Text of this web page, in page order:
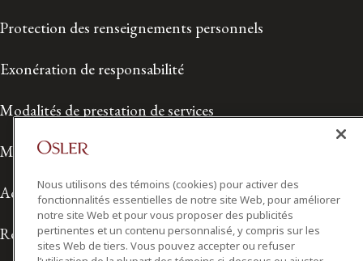
Protection des renseignements personnels
Exonération de responsabilité
Modalités de prestation de services
Modalités d'utilisation
Accessibilité
Relations avec les médias
Nous utilisons des témoins (cookies) pour activer des
fonctionnalités essentielles de notre site Web, pour améliorer
notre site Web et pour vous proposer des publicités
pertinentes et un contenu personnalisé, y compris sur les
sites Web de tiers. Vous pouvez accepter ou refuser